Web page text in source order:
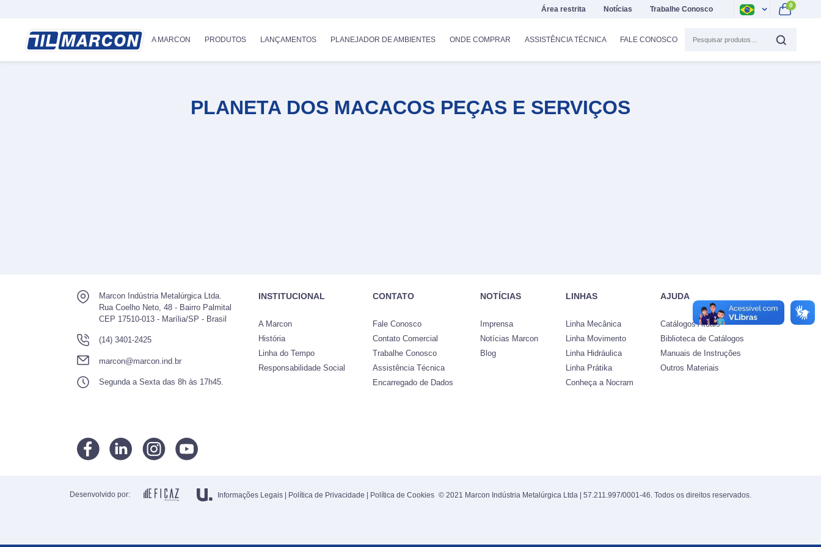
Área restrita Notícias Trabalhe Conosco 0
A MARCON PRODUTOS LANÇAMENTOS PLANEJADOR DE AMBIENTES ONDE COMPRAR ASSISTÊNCIA TÉCNICA FALE CONOSCO
PLANETA DOS MACACOS PEÇAS E SERVIÇOS
Marcon Indústria Metalúrgica Ltda.
Rua Coelho Neto, 48 - Bairro Palmital
CEP 17510-013 - Marília/SP - Brasil
(14) 3401-2425
marcon@marcon.ind.br
Segunda a Sexta das 8h às 17h45.
INSTITUCIONAL
A Marcon
História
Linha do Tempo
Responsabilidade Social
CONTATO
Fale Conosco
Contato Comercial
Trabalhe Conosco
Assistência Técnica
Encarregado de Dados
NOTÍCIAS
Imprensa
Notícias Marcon
Blog
LINHAS
Linha Mecânica
Linha Movimento
Linha Hidráulica
Linha Prátika
Conheça a Nocram
AJUDA
Catálogos Atuais
Biblioteca de Catálogos
Manuais de Instruções
Outros Materiais
Desenvolvido por: Informações Legais | Política de Privacidade | Política de Cookies © 2021 Marcon Indústria Metalúrgica Ltda | 57.211.997/0001-46. Todos os direitos reservados.